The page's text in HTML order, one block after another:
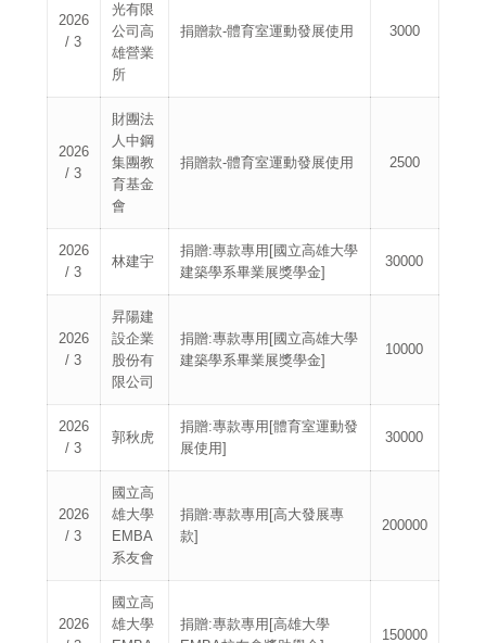
2026
/ 3
光有限
公司高
雄營業
所
捐贈款-體育室運動發展使用 3000
2026
/ 3
財團法
人中鋼
集團教
育基金
會
捐贈款-體育室運動發展使用 2500
2026
/ 3
林建宇
捐贈:專款專用[國立高雄大學
建築學系畢業展獎學金]
30000
2026
/ 3
昇陽建
設企業
股份有
限公司
捐贈:專款專用[國立高雄大學
建築學系畢業展獎學金]
10000
2026
/ 3
郭秋虎
捐贈:專款專用[體育室運動發
展使用]
30000
2026
/ 3
國立高
雄大學
EMBA
系友會
捐贈:專款專用[高大發展專
款]
200000
2026
國立高
雄大學
捐贈:專款專用[高雄大學
150000